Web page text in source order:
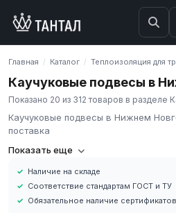
Главная / Каталог / Теплоизоляция для
Каучуковые подвесы в
Показано 20 из 312 товаров в разделе
Каучуковые подвесы в Нижнем
поставка
Каучуковые подвесы
вибрацию и акустический шум,
колебаний от трубопровода на
Применяются в системах
Показать еще
Наличие на складе
Соответствие стандартам ГОСТ и ТУ
Обязательное наличие сертификатов